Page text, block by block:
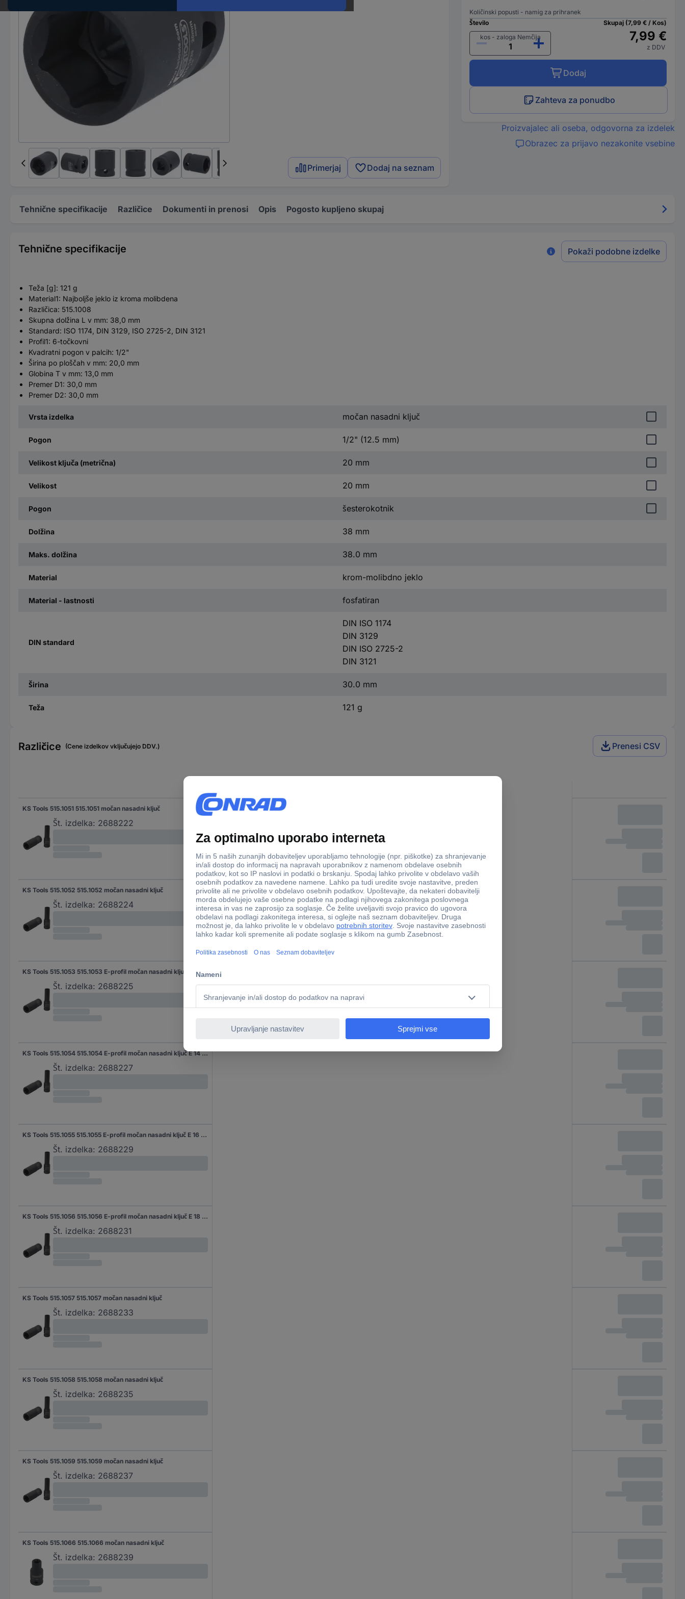
Primerjaj Dodaj na seznam
Količinski popusti - namig za prihranek
Število
kos - zaloga Nemčija
Skupaj (7,99 € / Kos)
7,99 €
z DDV
Dodaj
Zahteva za ponudbo
Proizvajalec ali oseba, odgovorna za izdelek
Obrazec za prijavo nezakonite vsebine
Tehnične specifikacije Različice Dokumenti in prenosi Opis Pogosto kupljeno skupaj
Tehnične specifikacije Pokaži podobne izdelke
Teža [g]: 121 g
Material1: Najboljše jeklo iz kroma molibdena
Različica: 515.1008
Skupna dolžina L v mm: 38,0 mm
Standard: ISO 1174, DIN 3129, ISO 2725-2, DIN 3121
Profil1: 6-točkovni
Kvadratni pogon v palcih: 1/2"
Širina po ploščah v mm: 20,0 mm
Globina T v mm: 13,0 mm
Premer D1: 30,0 mm
Premer D2: 30,0 mm
Vrsta izdelka močan nasadni ključ
Pogon 1/2" (12.5 mm)
Velikost ključa (metrična) 20 mm
Velikost 20 mm
Pogon šesterokotnik
Dolžina 38 mm
Maks. dolžina 38.0 mm
Material krom-molibdno jeklo
Material - lastnosti fosfatiran
DIN standard
DIN ISO 1174
DIN 3129
DIN ISO 2725-2
DIN 3121
Širina 30.0 mm
Teža 121 g
Različice (Cene izdelkov vključujejo DDV.) Prenesi CSV
KS Tools 515.1051 515.1051 močan nasadni ključ
Št. izdelka: 2688222
KS Tools 515.1052 515.1052 močan nasadni ključ
Št. izdelka: 2688224
Št. izdelka: 2688225
KS Tools 515.1054 515.1054 E-profil močan nasadni ključ E 14 1/2"
Št. izdelka: 2688227
KS Tools 515.1055 515.1055 E-profil močan nasadni ključ E 16 1/2"
Št. izdelka: 2688229
KS Tools 515.1056 515.1056 E-profil močan nasadni ključ E 18 1/2"
Št. izdelka: 2688231
KS Tools 515.1057 515.1057 močan nasadni ključ
Št. izdelka: 2688233
KS Tools 515.1058 515.1058 močan nasadni ključ
Št. izdelka: 2688235
KS Tools 515.1059 515.1059 močan nasadni ključ
Št. izdelka: 2688237
KS Tools 515.1066 515.1066 močan nasadni ključ
Št. izdelka: 2688239